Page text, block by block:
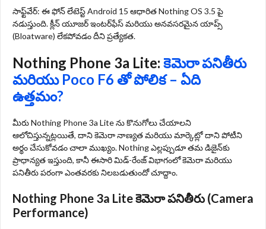
సాఫ్ట్‌వేర్: ఈ ఫోన్ లేటెస్ట్ Android 15 ఆధారిత Nothing OS 3.5 పై
నడుస్తుంది. క్లీన్ యూజర్ ఇంటర్‌ఫేస్ మరియు అనవసరమైన యాప్స్
(Bloatware) లేకపోవడం దీని ప్రత్యేకత.
Nothing Phone 3a Lite: కెమెరా పనితీరు
మరియు Poco F6 తో పోలిక – ఏది
ఉత్తమం?
మీరు Nothing Phone 3a Lite ను కొనుగోలు చేయాలని
ఆలోచిస్తున్నట్లయితే, దాని కెమెరా నాణ్యత మరియు మార్కెట్లో దాని పోటీని
అర్థం చేసుకోవడం చాలా ముఖ్యం. Nothing ఎల్లప్పుడూ తమ డిజైన్‌కు
ప్రాధాన్యత ఇస్తుంది, కానీ ఈసారి మిడ్-రేంజ్ విభాగంలో కెమెరా మరియు
పనితీరు పరంగా ఎంతవరకు నిలబడుతుందో చూద్దాం.
Nothing Phone 3a Lite కెమెరా పనితీరు (Camera
Performance)